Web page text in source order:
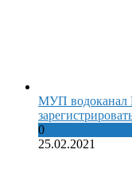
МУП водоканал
0
25.02.2021